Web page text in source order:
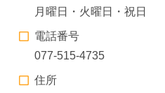
月曜日・火曜日・祝日
電話番号
077-515-4735
住所